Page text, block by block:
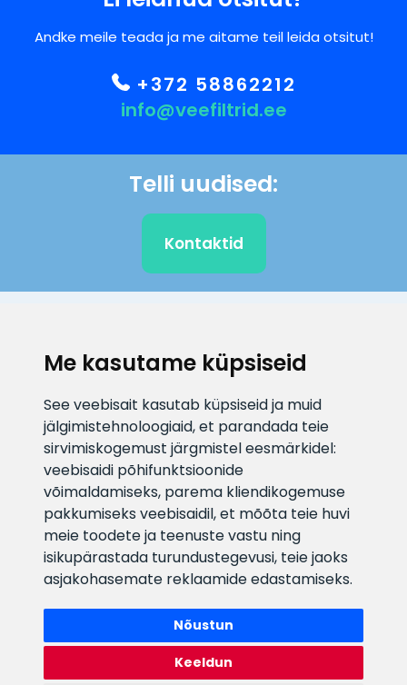
Me kasutame küpsiseid
See veebisait kasutab küpsiseid ja muid
jälgimistehnoloogiaid, et parandada teie
sirvimiskogemust järgmistel eesmärkidel:
veebisaidi põhifunktsioonide
võimaldamiseks, parema kliendikogemuse
pakkumiseks veebisaidil,et mõõta teie huvi
meie toodete ja teenuste vastu ning
isikupärastada turundustegevusi, teie jaoks
asjakohasemate reklaamide edastamiseks.
Nõustun
Keeldun
Andke meile teada ja me aitame teil leida otsitut!
+372 58862212
info@veefiltrid.ee
Telli uudised:
Kontaktid
info@veefiltrid.ee
Infotelefon
+372 58862212
Vaata tööaegu
Reti tee 11, Peetri, 75312 Harju
maakond, Estonia